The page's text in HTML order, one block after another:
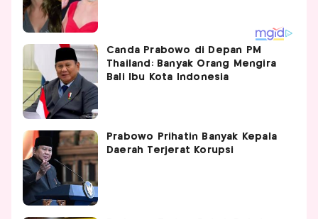
Canda Prabowo di Depan PM
Thailand: Banyak Orang Mengira
Bali Ibu Kota Indonesia
Prabowo Prihatin Banyak Kepala
Daerah Terjerat Korupsi